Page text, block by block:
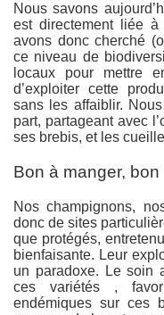
Nous savons
est directement liée
avons donc cherché
ce niveau de
locaux pour mettre
d’exploiter cette
sans les affaiblir.
part, partageant avec
ses brebis, et les
Bon à manger,
Nos champignons,
donc de sites
que protégés,
bienfaisante. Leur
un paradoxe. Le soin
ces variétés ,
endémiques sur